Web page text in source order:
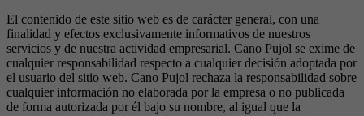
El contenido de este sitio web es de carácter general, con una
finalidad y efectos exclusivamente informativos de nuestros
servicios y de nuestra actividad empresarial. Cano Pujol se exime de
cualquier responsabilidad respecto a cualquier decisión adoptada por
el usuario del sitio web. Cano Pujol rechaza la responsabilidad sobre
cualquier información no elaborada por la empresa o no publicada
de forma autorizada por él bajo su nombre, al igual que la